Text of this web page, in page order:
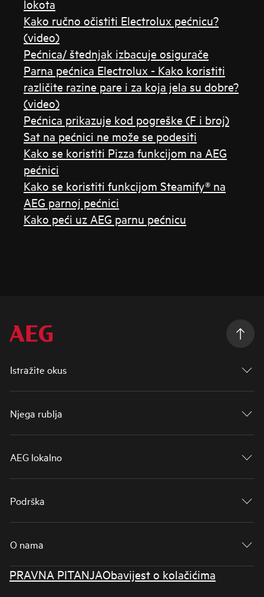
lokota
Kako ručno očistiti Electrolux pećnicu?
(video)
Pećnica/ štednjak izbacuje osigurače
Parna pećnica Electrolux - Kako koristiti
različite razine pare i za koja jela su dobre?
(video)
Pećnica prikazuje kod pogreške (F i broj)
Sat na pećnici ne može se podesiti
Kako se koristiti Pizza funkcijom na AEG
pećnici
Kako se koristiti funkcijom Steamify® na
AEG parnoj pećnici
Kako peći uz AEG parnu pećnicu
Istražite okus
Njega rublja
AEG lokalno
Podrška
O nama
PRAVNA PITANJAObavijest o kolačićima